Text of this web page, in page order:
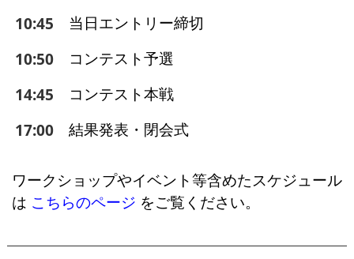
10:45
当日エントリー締切
10:50
コンテスト予選
14:45
コンテスト本戦
17:00
結果発表・閉会式
ワークショップやイベント等含めたスケジュール
は こちらのページ をご覧ください。